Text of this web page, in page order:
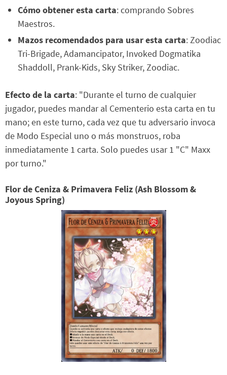
Cómo obtener esta carta: comprando Sobres
Maestros.
Mazos recomendados para usar esta carta: Zoodiac
Tri-Brigade, Adamancipator, Invoked Dogmatika
Shaddoll, Prank-Kids, Sky Striker, Zoodiac.
Efecto de la carta: "Durante el turno de cualquier
jugador, puedes mandar al Cementerio esta carta en tu
mano; en este turno, cada vez que tu adversario invoca
de Modo Especial uno o más monstruos, roba
inmediatamente 1 carta. Solo puedes usar 1 "C" Maxx
por turno."
Flor de Ceniza & Primavera Feliz (Ash Blossom &
Joyous Spring)